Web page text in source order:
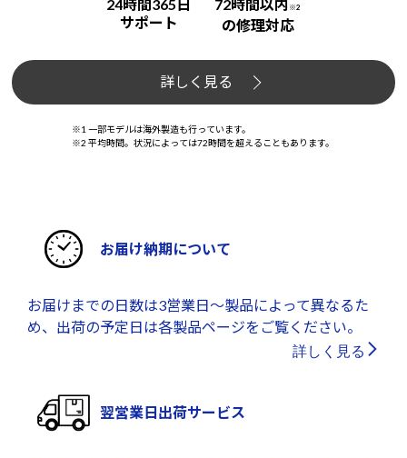
24時間365日
サポート
72時間以内 ※2
の修理対応
詳しく見る
※1 一部モデルは海外製造も行っています。
※2 平均時間。状況によっては72時間を超えることもあります。
お届け納期について
お届けまでの日数は3営業日～製品によって異なるた
め、出荷の予定日は各製品ページをご覧ください。
詳しく見る
翌営業日出荷サービス